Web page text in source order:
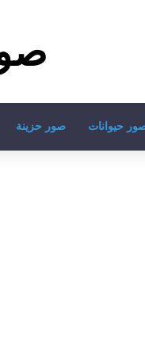
حيوانات صور حزينة